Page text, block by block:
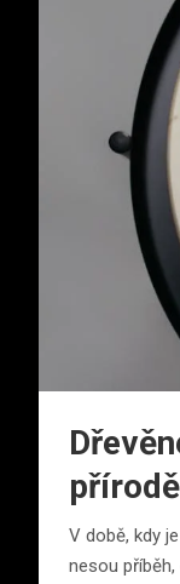
přírodě
V době, kdy
nesou